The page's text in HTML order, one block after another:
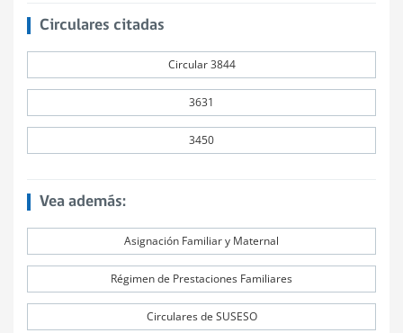
Circulares citadas
Circular 3844
3631
3450
Vea además:
Asignación Familiar y Maternal
Régimen de Prestaciones Familiares
Circulares de SUSESO